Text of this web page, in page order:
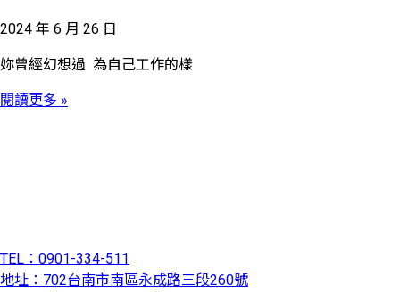
2024 年 6 月 26 日
妳曾經幻想過 為自己工作的樣
閱讀更多 »
TEL：0901-334-511
地址：702台南市南區永成路三段260號